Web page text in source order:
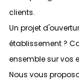
clients.
Un projet
établissement ?
ensemble sur vos
Nous vous